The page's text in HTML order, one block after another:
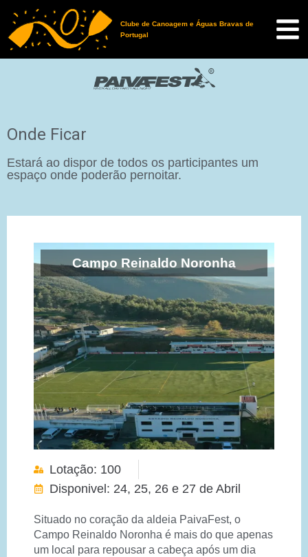
Clube de Canoagem e Águas Bravas de
Portugal
Onde Ficar
Estará ao dispor de todos os participantes um
espaço onde poderão pernoitar.
Campo Reinaldo Noronha
Lotação: 100
Disponivel: 24, 25, 26 e 27 de Abril
Situado no coração da aldeia PaivaFest, o
Campo Reinaldo Noronha é mais do que apenas
um local para repousar a cabeça após um dia